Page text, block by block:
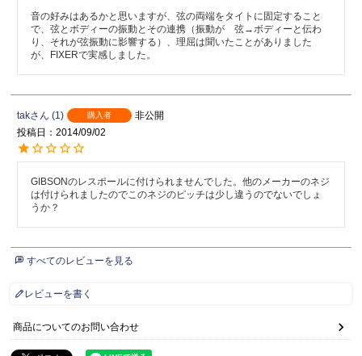
音の好みはあるかと思いますが、弦の両端をタイトに固定すること
で、弦とボディーの振動とその連携（振動が　弦→ボディーと伝わ
り、それが弦振動に影響する）、理屈は聞いたことがありました
が、FIXERで実感しました。
tak 1 購入者
非公開
投稿日
2014/09/02
GIBSONのレスポールに付けられませんでした。他のメーカーのネジ
は付けられましたのでこのネジのピッチは少し違うのでないでしょ
うか？
すべてのレビューを見る
レビューを書く
商品についてのお問い合わせ